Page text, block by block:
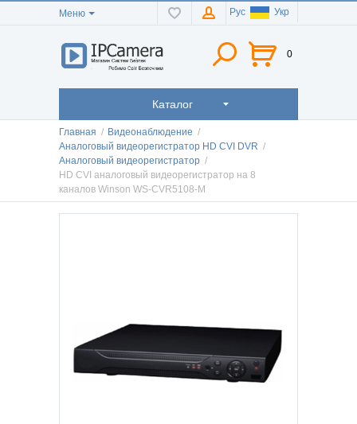
Меню Рус Укр
0
Каталог
Главная / Видеонаблюдение /
Аналоговый видеорегистратор HD CVI DVR /
Аналоговый видеорегистратор /
HD CVI аналоговый видеорегистратор на 8
каналов Winson WS-CVR5108-M